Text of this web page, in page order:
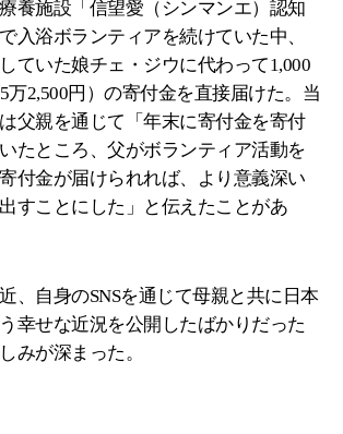
養施設「信望愛（シンマンエ）認知
入浴ボランティアを続けていた中、
ていた娘チェ・ジウに代わって1,000
万2,500円）の寄付金を直接届けた。当
父親を通じて「年末に寄付金を寄付
たところ、父がボランティア活動を
付金が届けられれば、より意義深い
すことにした」と伝えたことがあ
、自身のSNSを通じて母親と共に日本
幸せな近況を公開したばかりだった
みが深まった。